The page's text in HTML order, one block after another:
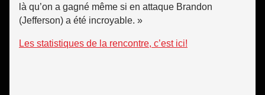
là qu’on a gagné même si en attaque Brandon
(Jefferson) a été incroyable. »
Les statistiques de la rencontre, c’est ici!